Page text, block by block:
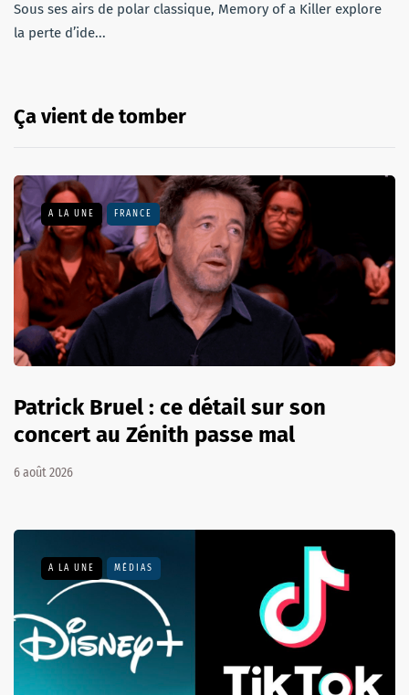
Sous ses airs de polar classique, Memory of a Killer explore
la perte d’ide...
Ça vient de tomber
A LA UNE FRANCE
Patrick Bruel : ce détail sur son
concert au Zénith passe mal
6 août 2026
A LA UNE MÉDIAS